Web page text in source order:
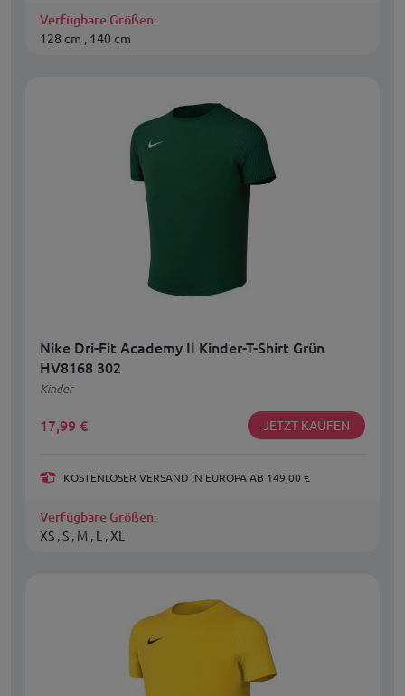
Verfügbare Größen:
128 cm , 140 cm
Nike Dri-Fit Academy II Kinder-T-Shirt Grün
HV8168 302
Kinder
17,99 € JETZT KAUFEN
KOSTENLOSER VERSAND IN EUROPA AB 149,00 €
Verfügbare Größen:
XS , S , M , L , XL